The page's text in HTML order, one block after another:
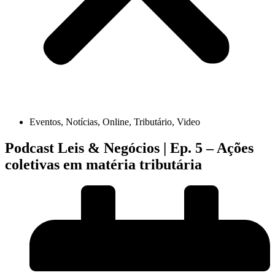
Eventos, Notícias, Online, Tributário, Video
Podcast Leis & Negócios | Ep. 5 – Ações
coletivas em matéria tributária